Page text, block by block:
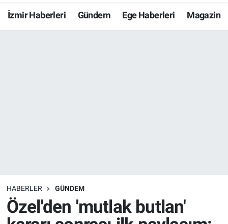
İzmir Haberleri Gündem Ege Haberleri Magazin
HABERLER GÜNDEM
Özel'den 'mutlak butlan'
Resmi İlanlar